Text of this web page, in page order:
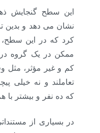
این سطح گنجایش
نشان می دهد و بدین
کرد که در این سطح،
ممکن در یک گروه
کم و غیر مؤثر، مثل
تعاملند و نه خیلی
که ده نفر و بیشتر با
در بسیاری از